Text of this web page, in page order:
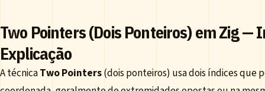
Two Pointers (Dois Ponteiros) em Zig —
Explicação
A técnicaTwo Pointers(dois ponteiros) usa dois índices que